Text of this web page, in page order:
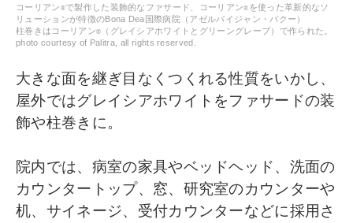
コーリアン ®で製作した装飾的なファサード、コーリアン® を使った革新的なソ
リューションが特徴のBona Dea国際病院（アゼルバイジャン・バクー）
柱巻きはコーリアン®
（グレイシアホワイトとグリーングレープ）で作られた。
photo courtesy of Palitra, all rights reserved.
大きな面を継ぎ目なくつくれる性質をいかし、
屋外ではグレイシアホワイトをファサードの装
飾や柱巻きに。
院内では、病室の家具やベッドヘッド、洗面の
カウンタートップ、窓、研究室のカウンターや
机、サイネージ、受付カウンターなどに採用さ